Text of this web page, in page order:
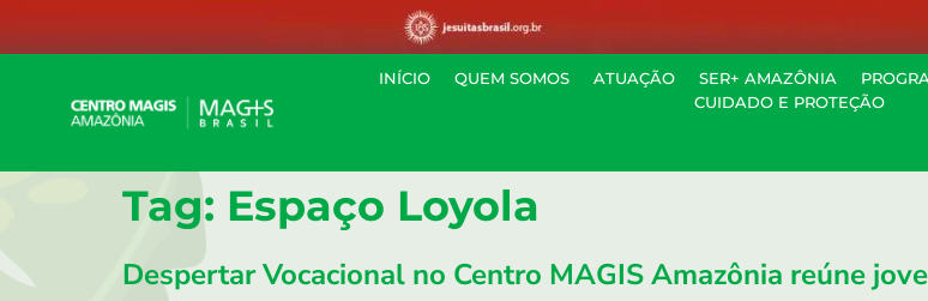
INÍCIO QUEM SOMOS ATUAÇÃO SER+ AMAZÔNIA
CUIDADO E PROTEÇÃO
Tag: Espaço Loyola
Despertar Vocacional no Centro MAGIS Amazônia reúne